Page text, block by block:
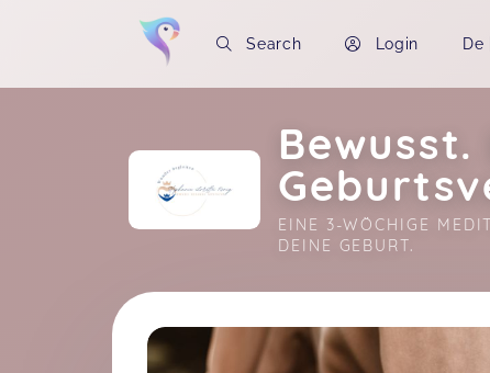
Search Login De
EINE 3-WÖCHIGE
DEINE GEBURT.
Soon you will learn more about me here...